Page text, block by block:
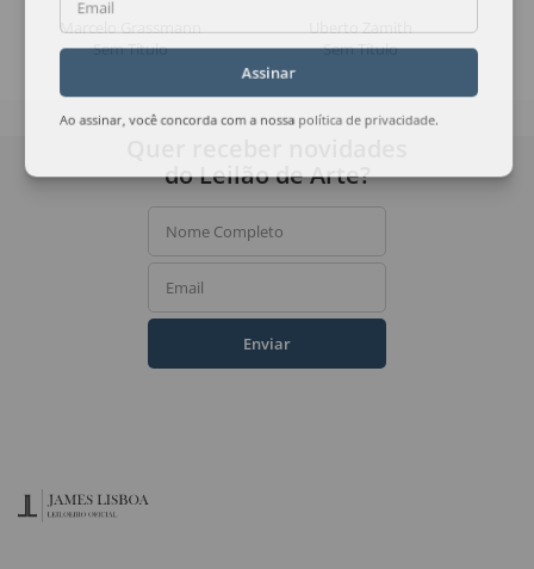
Marcelo Grassmann
Sem Título
Uberto Zamith
Sem Título
Email
Assinar
Ao assinar, você concorda com a nossa política de privacidade
do Leilão de Arte?
Nome Completo
Email
Enviar